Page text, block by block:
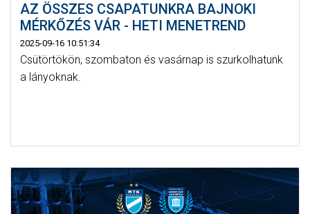
AZ ÖSSZES CSAPATUNKRA BAJNOKI
MÉRKŐZÉS VÁR - HETI MENETREND
2025-09-16 10:51:34
Csütörtökön, szombaton és vasárnap is szurkolhatunk
a lányoknak.